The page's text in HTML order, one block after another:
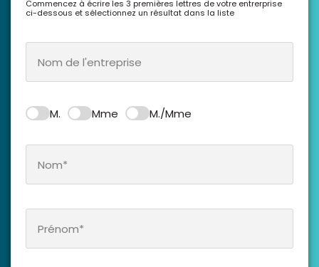
Commencez à écrire les 3 premières lettres de votre entrerprise
ci-dessous et sélectionnez un résultat dans la liste
M. Mme M./Mme